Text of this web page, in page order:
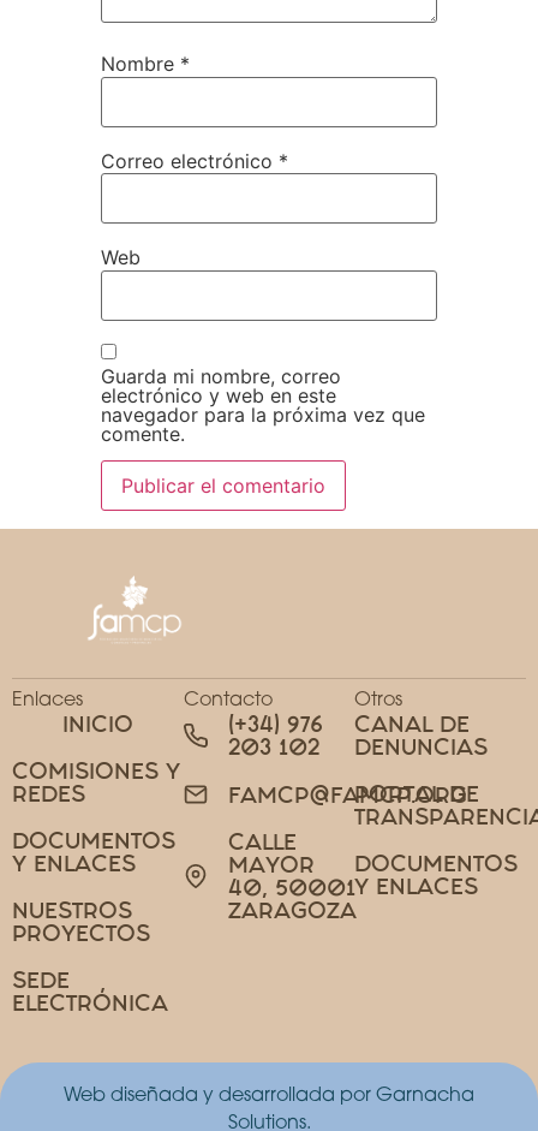
Nombre *
Correo electrónico *
Web
Guarda mi nombre, correo
electrónico y web en este
navegador para la próxima vez que
comente.
Enlaces
INICIO
COMISIONES Y
REDES
DOCUMENTOS
Y ENLACES
NUESTROS
PROYECTOS
SEDE
ELECTRÓNICA
Contacto
(+34) 976
203 102
FAMCP@FAMCP.ORG
CALLE
MAYOR
40, 50001
ZARAGOZA
Otros
CANAL DE
DENUNCIAS
PORTAL DE
DOCUMENTOS
Y ENLACES
Web diseñada y desarrollada por Garnacha
Solutions.